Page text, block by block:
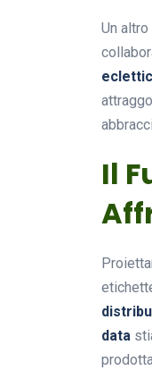
Un
Il
data